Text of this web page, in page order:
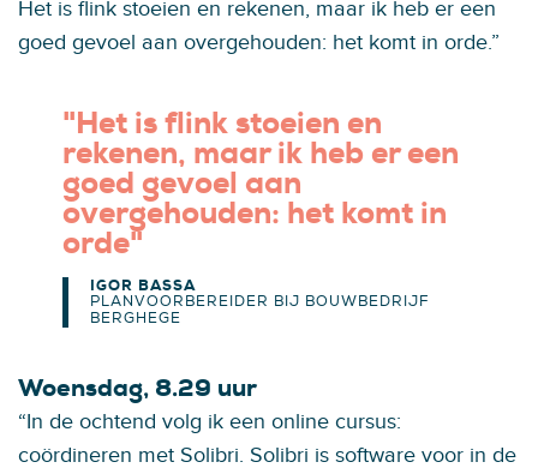
Het is flink stoeien en rekenen, maar ik heb er een
goed gevoel aan overgehouden: het komt in orde.”
"Het is flink stoeien en
rekenen, maar ik heb er een
goed gevoel aan
overgehouden: het komt in
orde"
IGOR BASSA
PLANVOORBEREIDER BIJ BOUWBEDRIJF
BERGHEGE
Woensdag, 8.29 uur
“In de ochtend volg ik een online cursus:
coördineren met Solibri. Solibri is software voor in de